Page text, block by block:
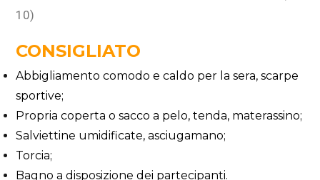
10)
CONSIGLIATO
Abbigliamento comodo e caldo per la sera, scarpe
sportive;
Propria coperta o sacco a pelo, tenda, materassino;
Salviettine umidificate, asciugamano;
Torcia;
Bagno a disposizione dei partecipanti.